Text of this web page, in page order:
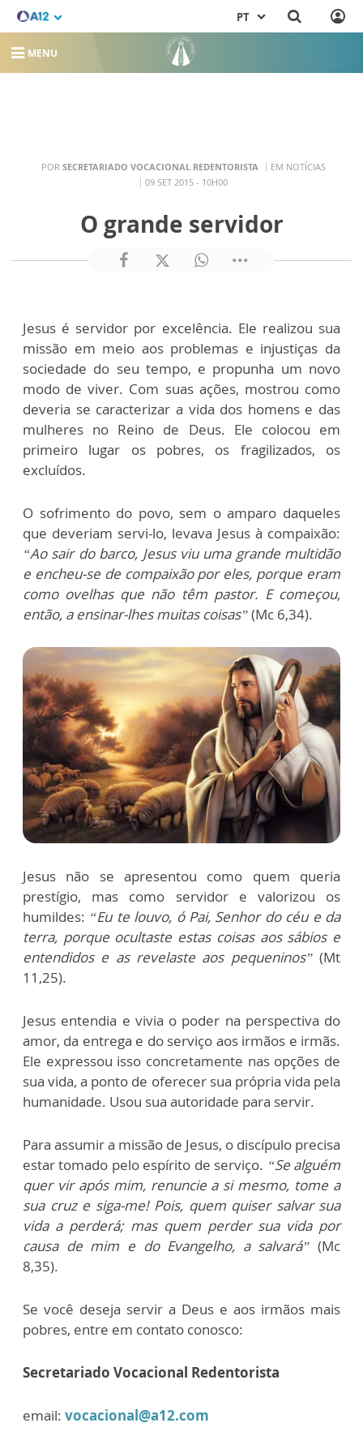
PT
MENU
POR SECRETARIADO VOCACIONAL REDENTORISTA
EM NOTÍCIAS
09 SET 2015 - 10H00
O grande servidor
Jesus é servidor por excelência. Ele realizou sua
missão em meio aos problemas e injustiças da
sociedade do seu tempo, e propunha um novo
modo de viver. Com suas ações, mostrou como
deveria se caracterizar a vida dos homens e das
mulheres no Reino de Deus. Ele colocou em
primeiro lugar os pobres, os fragilizados, os
excluídos.
O sofrimento do povo, sem o amparo daqueles
que deveriam servi-lo, levava Jesus à compaixão:
“Ao sair do barco, Jesus viu uma grande multidão
e encheu-se de compaixão por eles, porque eram
como ovelhas que não têm pastor. E começou,
então, a ensinar-lhes muitas coisas”(Mc 6,34).
Jesus não se apresentou como quem queria
prestígio, mas como servidor e valorizou os
humildes: “Eu te louvo, ó Pai, Senhor do céu e da
terra, porque ocultaste estas coisas aos sábios e
entendidos e as revelaste aos pequeninos”(Mt
11,25).
Jesus entendia e vivia o poder na perspectiva do
amor, da entrega e do serviço aos irmãos e irmãs.
Ele expressou isso concretamente nas opções de
sua vida, a ponto de oferecer sua própria vida pela
humanidade. Usou sua autoridade para servir.
Para assumir a missão de Jesus, o discípulo precisa
estar tomado pelo espírito de serviço. “Se alguém
quer vir após mim, renuncie a si mesmo, tome a
sua cruz e siga-me! Pois, quem quiser salvar sua
vida a perderá; mas quem perder sua vida por
causa de mim e do Evangelho, a salvará” (Mc
8,35).
Se você deseja servir a Deus e aos irmãos mais
pobres, entre em contato conosco:
Secretariado Vocacional Redentorista
email: vocacional@a12.com